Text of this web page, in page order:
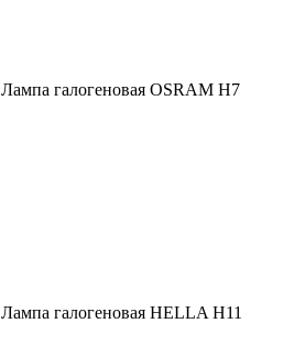
Лампа галогеновая OSRAM H7
Лампа галогеновая HELLA H11